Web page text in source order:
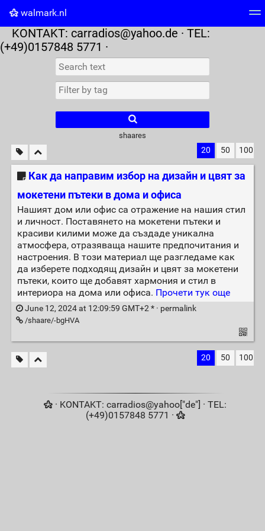
walmark.nl
Tag cloud Picture wall Daily RSS Feed
KONTAKT: carradios@yahoo.de · TEL:
(+49)0157848 5771 ·
shaares
20 50 100
Как да направим избор на дизайн и цвят за
мокетени пътеки в дома и офиса
Нашият дом или офис са отражение на нашия стил
и личност. Поставянето на мокетени пътеки и
красиви килими може да създаде уникална
атмосфера, отразяваща нашите предпочитания и
настроения. В този материал ще разгледаме как
да изберете подходящ дизайн и цвят за мокетени
пътеки, които ще добавят хармония и стил в
интериора на дома или офиса. Прочети тук още
June 12, 2024 at 12:09:59 GMT+2 * · permalink
/shaare/-bgHVA
20 50 100
· KONTAKT: carradios@yahoo["de"] · TEL:
(+49)0157848 5771 ·